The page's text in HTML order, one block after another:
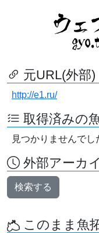
元URL(外部)
http://e1.ru/
取得済みの
見つかりませんでし
外部アーカ
検索する
このまま魚